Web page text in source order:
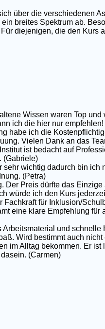
über die verschiedenen
breites Spektrum ab.
diejenigen, die den Kurs
Wissen waren Top
ich die hier nur
habe ich die
Vielen Dank an das
ist bedacht auf
(Gabriele)
wichtig dadurch bin
(Petra)
Preis dürfte das
würde ich den Kurs
für Inklusion/
eine klare Empfehlung
und
Wird bestimmt auch
im Alltag bekommen. Er
(Carmen)